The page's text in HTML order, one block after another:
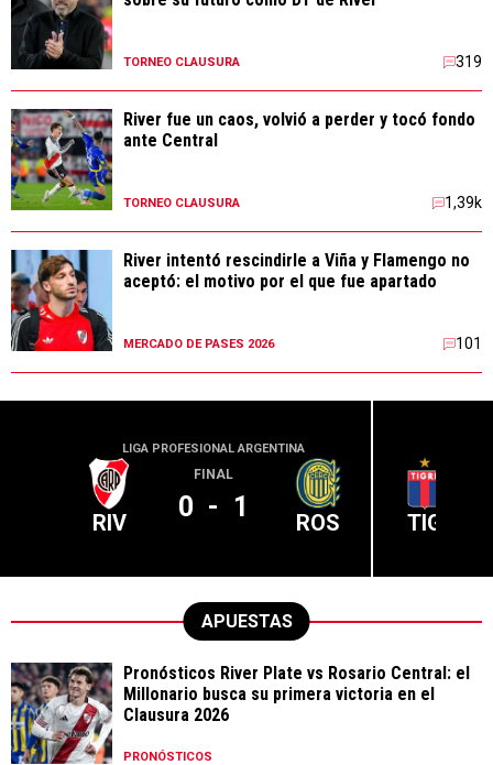
TORNEO CLAUSURA 319
River fue un caos, volvió a perder y tocó fondo
ante Central
TORNEO CLAUSURA 1,39k
River intentó rescindirle a Viña y Flamengo no
aceptó: el motivo por el que fue apartado
MERCADO DE PASES 2026 101
LIGA PROFESIONAL ARGENTINA
RIV
FINAL
0 - 1 ROS TIG
APUESTAS
Pronósticos River Plate vs Rosario Central: el
Millonario busca su primera victoria en el
Clausura 2026
PRONÓSTICOS